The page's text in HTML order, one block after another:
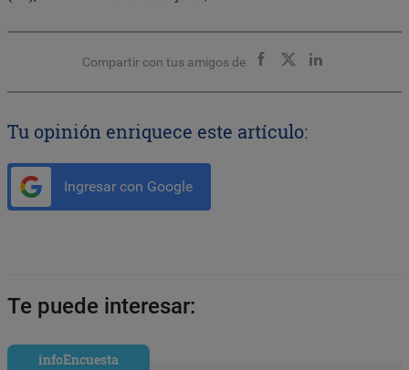
Compartir con tus amigos de
Tu opinión enriquece este artículo:
Ingresar con Google
Te puede interesar:
infoEncuesta